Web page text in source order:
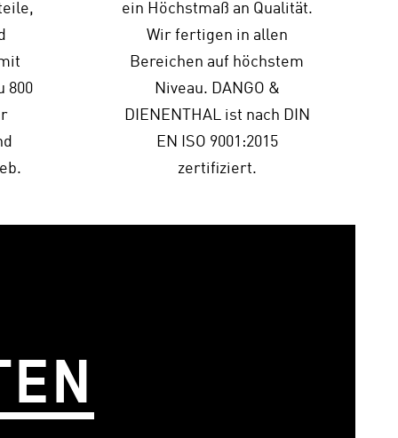
800
ein Höchstmaß an Qualität.
Wir fertigen in allen
Bereichen auf höchstem
Niveau. DANGO &
DIENENTHAL ist nach DIN
EN ISO 9001:2015
zertifiziert.